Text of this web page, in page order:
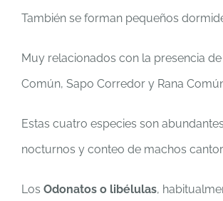
También se forman pequeños
Muy relacionados con la presencia
Común, Sapo Corredor y Rana
Estas cuatro especies son
nocturnos y conteo de machos
Los Odonatos o libélulas,